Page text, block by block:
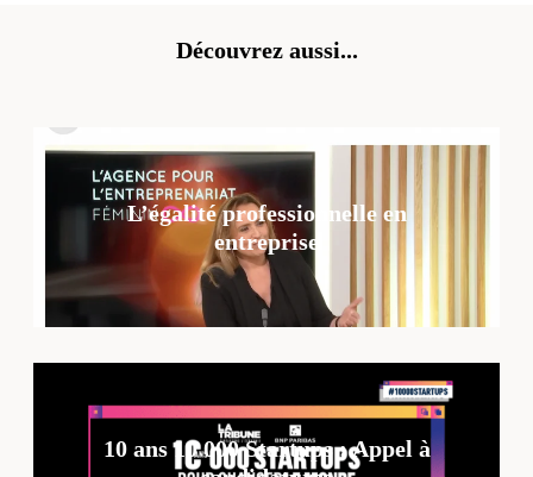
Découvrez aussi...
L’égalité professionnelle en
entreprise
10 ans 10 000 Startups : Appel à